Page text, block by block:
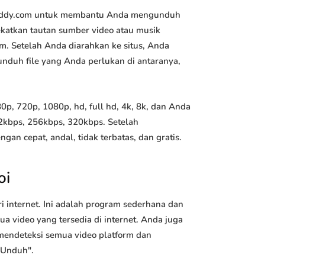
untuk membantu Anda mengunduh
tautan sumber video atau musik
Setelah Anda diarahkan ke situs, Anda
file yang Anda perlukan di antaranya,
720p, 1080p, hd, full hd, 4k, 8k, dan Anda
256kbps, 320kbps. Setelah
cepat, andal, tidak terbatas, dan gratis.
Ini adalah program sederhana dan
video yang tersedia di internet. Anda juga
semua video platform dan